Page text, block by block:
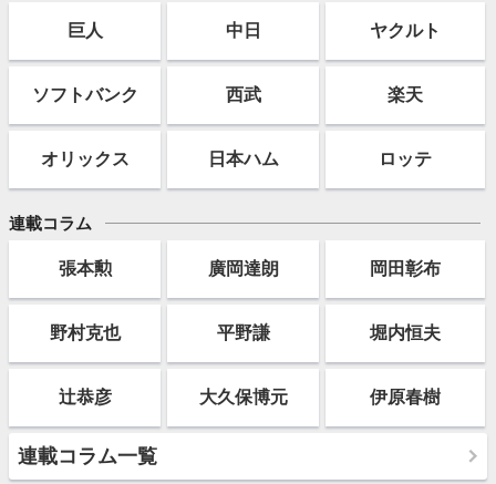
巨人 中日 ヤクルト
ソフト バンク 西武 楽天
オリックス 日本ハム ロッテ
連載コラム
張本勲 廣岡達朗 岡田彰布
野村克也 平野謙 堀内恒夫
辻恭彦 大久保博元 伊原春樹
連載コラム一覧